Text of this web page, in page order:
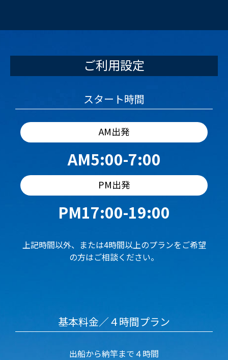
ご利用設定
スタート時間
AM出発
AM5:00-7:00
PM出発
PM17:00-19:00
上記時間以外、または4時間以上のプランをご希望
の方はご相談ください。
基本料金／４時間プラン
出船から納竿まで４時間